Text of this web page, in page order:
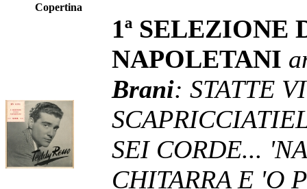
Copertina
1ª SELEZIONE
NAPOLETANI
Brani: STATTE
SEI CORDE...
CHITARRA E 'O